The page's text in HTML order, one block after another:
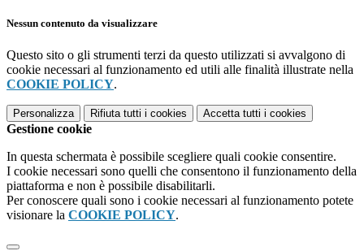
Nessun contenuto da visualizzare
Questo sito o gli strumenti terzi da questo utilizzati si avvalgono di
cookie necessari al funzionamento ed utili alle finalità illustrate nella
COOKIE POLICY.
Personalizza Rifiuta tutti i cookies Accetta tutti i cookies
Gestione cookie
In questa schermata è possibile scegliere quali cookie consentire.
I cookie necessari sono quelli che consentono il funzionamento della
piattaforma e non è possibile disabilitarli.
Per conoscere quali sono i cookie necessari al funzionamento potete
visionare la COOKIE POLICY.